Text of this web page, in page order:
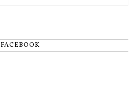
FACEBOOK